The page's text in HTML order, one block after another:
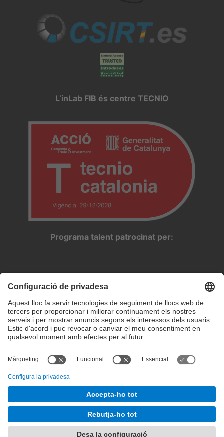
L’inLab FIB és centre TECNIO
Programa talent patrocinat per:
Configuració de privadesa
Condicions d’ús